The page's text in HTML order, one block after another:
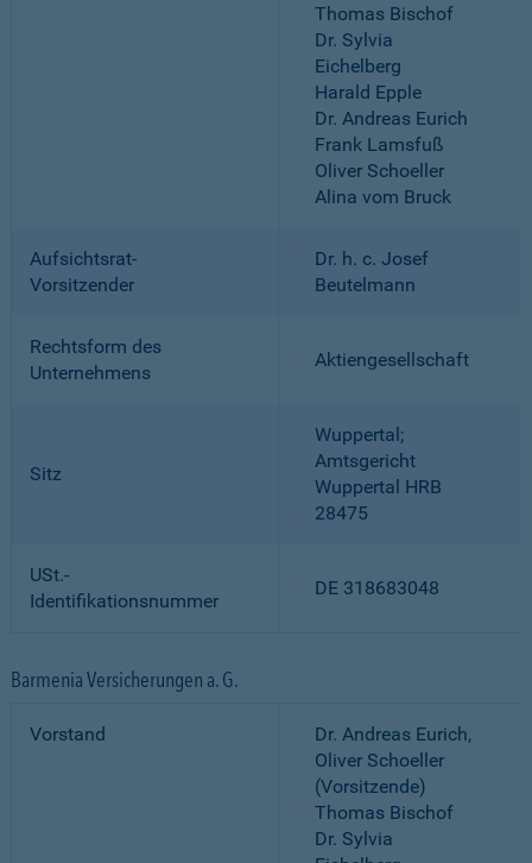
Thomas Bischof
Dr. Sylvia
Eichelberg
Harald Epple
Dr. Andreas Eurich
Frank Lamsfuß
Oliver Schoeller
Alina vom Bruck
Aufsichtsrat-
Vorsitzender
Dr. h. c. Josef
Beutelmann
Rechtsform des
Unternehmens
Aktiengesellschaft
Sitz
Wuppertal;
Amtsgericht
Wuppertal HRB
28475
USt.-
Identifikationsnummer
DE 318683048
Barmenia Versicherungen a. G.
Vorstand
Dr. Andreas Eurich,
Oliver Schoeller
(Vorsitzende)
Thomas Bischof
Dr. Sylvia